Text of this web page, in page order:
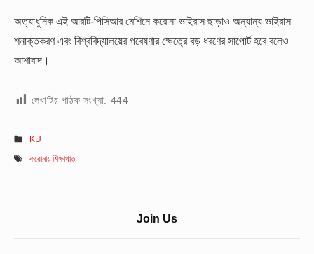
অত্যাধুনিক এই আরটি-পিসিআর মেশিনে করোনা ভাইরাস ছাড়াও অন্যান্য ভাইরাস
শনাক্তকরণ এবং বিশ্ববিদ্যালয়ের গবেষণার ক্ষেত্রে বড় ধরণের সাপোর্ট হবে বলেও
আশাবাদ।
লেখাটির পাঠক সংখ্যা: 444
KU
করোনায় শিক্ষাখাত
Join Us